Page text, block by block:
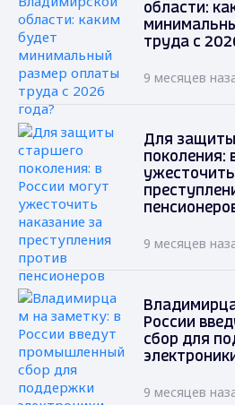
области:
труда с
9 месяцев
Для
поколения:
9 месяцев
России
сбор для
9 месяцев